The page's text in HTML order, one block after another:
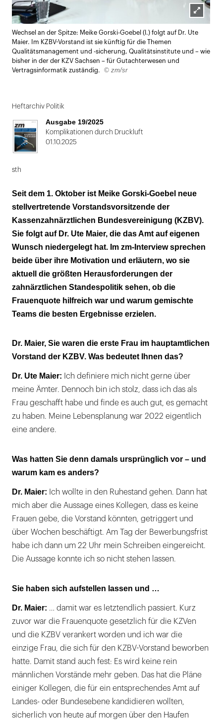
Lightbox
öffnen
Wechsel an der Spitze: Meike Gorski-Goebel (l.) folgt auf Dr. Ute
Maier. Im KZBV-Vorstand ist sie künftig für die Themen
Qualitätsmanagement und -sicherung, Qualitätsinstitute und – wie
bisher in der der KZV Sachsen – für Gutachterwesen und
Vertragsinformatik zuständig.
© zm/sr
Heftarchiv Politik
Ausgabe 19/2025
Komplikationen durch Druckluft
01.10.2025
sth
Seit dem 1. Oktober ist Meike Gorski-Goebel neue
stellvertretende Vorstandsvorsitzende der
Kassenzahnärztlichen Bundesvereinigung (KZBV).
Sie folgt auf Dr. Ute Maier, die das Amt auf eigenen
Wunsch niedergelegt hat. Im zm-Interview sprechen
beide über ihre Motivation und erläutern, wo sie
aktuell die größten Herausforderungen der
zahnärztlichen Standespolitik sehen, ob die
Frauenquote hilfreich war und warum gemischte
Teams die besten Ergebnisse erzielen.
Dr. Maier, Sie waren die erste Frau im hauptamtlichen
Vorstand der KZBV. Was bedeutet Ihnen das?
Dr. Ute Maier: Ich definiere mich nicht gerne über
meine Ämter. Dennoch bin ich stolz, dass ich das als
Frau geschafft habe und finde es auch gut, es gemacht
zu haben. Meine Lebensplanung war 2022 eigentlich
eine andere.
Was hatten Sie denn damals ursprünglich vor – und
warum kam es anders?
Dr. Maier: Ich wollte in den Ruhestand gehen. Dann hat
mich aber die Aussage eines Kollegen, dass es keine
Frauen gebe, die Vorstand könnten, getriggert und
über Wochen beschäftigt. Am Tag der Bewerbungsfrist
habe ich dann um 22 Uhr mein Schreiben eingereicht.
Die Aussage konnte ich so nicht stehen lassen.
Sie haben sich aufstellen lassen und …
Dr. Maier: … damit war es letztendlich passiert. Kurz
zuvor war die Frauenquote gesetzlich für die KZVen
und die KZBV verankert worden und ich war die
einzige Frau, die sich für den KZBV-Vorstand beworben
hatte. Damit stand auch fest: Es wird keine rein
männlichen Vorstände mehr geben. Das hat die Pläne
einiger Kollegen, die für ein entsprechendes Amt auf
Landes- oder Bundesebene kandidieren wollten,
sicherlich von heute auf morgen über den Haufen